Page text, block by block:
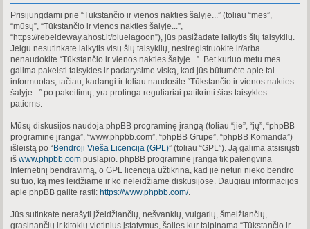
Prisijungdami prie “Tūkstančio ir vienos nakties šalyje...” (toliau “mes”,
“mūsų”, “Tūkstančio ir vienos nakties šalyje...”,
“https://rebeldeway.ahost.lt/bluelagoon”), jūs pasižadate laikytis šių taisyklių.
Jeigu nesutinkate laikytis visų šių taisyklių, nesiregistruokite ir/arba
nenaudokite “Tūkstančio ir vienos nakties šalyje...”. Bet kuriuo metu mes
galima pakeisti taisykles ir padarysime viską, kad jūs būtumėte apie tai
informuotas, tačiau, kadangi ir toliau naudosite “Tūkstančio ir vienos nakties
šalyje...” po pakeitimų, yra protinga reguliariai patikrinti šias taisykles
patiems.
Mūsų diskusijos naudoja phpBB programinę įrangą (toliau “jie”, “jų”, “phpBB
programinė įranga”, “www.phpbb.com”, “phpBB Grupė”, “phpBB Komanda”)
išleistą po “Bendroji Vieša Licencija (GPL)” (toliau “GPL”). Ją galima atsisiųsti
iš www.phpbb.com puslapio. phpBB programinė įranga tik palengvina
Internetinį bendravimą, o GPL licencija užtikrina, kad jie neturi nieko bendro
su tuo, ką mes leidžiame ir ko neleidžiame diskusijose. Daugiau informacijos
apie phpBB galite rasti: https://www.phpbb.com/.
Jūs sutinkate nerašyti įžeidžiančių, nešvankių, vulgarių, šmeižiančių,
grasinančių ir kitokių vietinius įstatymus, šalies kur talpinama “Tūkstančio ir